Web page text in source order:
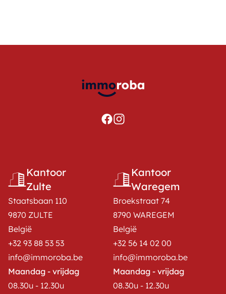
Kantoor
Zulte
Staatsbaan 110
9870 ZULTE
België
+32 93 88 53 53
info@immoroba.be
Maandag - vrijdag
08.30u - 12.30u
Kantoor
Waregem
Broekstraat 74
8790 WAREGEM
België
+32 56 14 02 00
info@immoroba.be
Maandag - vrijdag
08.30u - 12.30u